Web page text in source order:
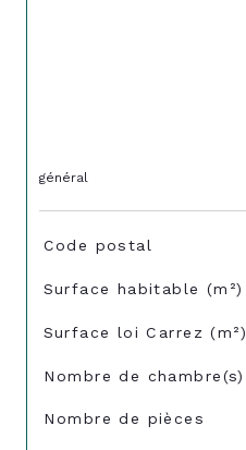
général
TRAD_SIROCCO_Caracteristique
Code postal
Surface habitable (m²)
Surface loi Carrez (m²)
Nombre de chambre(s)
Nombre de pièces